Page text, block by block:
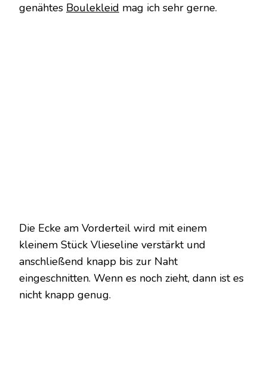
genähtes Boulekleid mag ich sehr gerne.
Die Ecke am Vorderteil wird mit einem
kleinem Stück Vlieseline verstärkt und
anschließend knapp bis zur Naht
eingeschnitten. Wenn es noch zieht, dann ist es
nicht knapp genug.